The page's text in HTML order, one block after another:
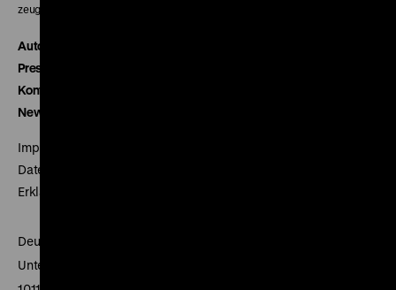
zeughauskino@dhm.de
Autor*innen
Presse
Kontakt
Newsletter
Impressum
Datenschutz
Erklärung digitale Barrierefreiheit
Deutsches Historisches Museum
Unter den Linden 2